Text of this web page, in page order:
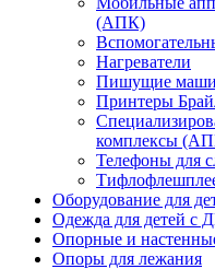
(АПК)
Нагреватели
Пишущие
Принтеры
комплексы
Телефоны для
Оборудование для
Одежда для детей с
Опорные и
Опоры для лежания